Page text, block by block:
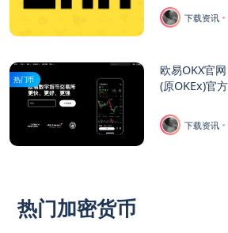
下载资讯
热门币
欧易OKX官
(原OKEx)官
下载资讯
热门加密货币